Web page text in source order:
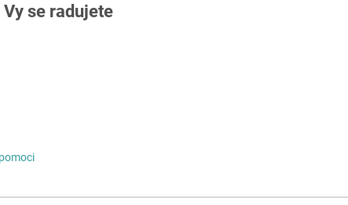
Vy se radujete